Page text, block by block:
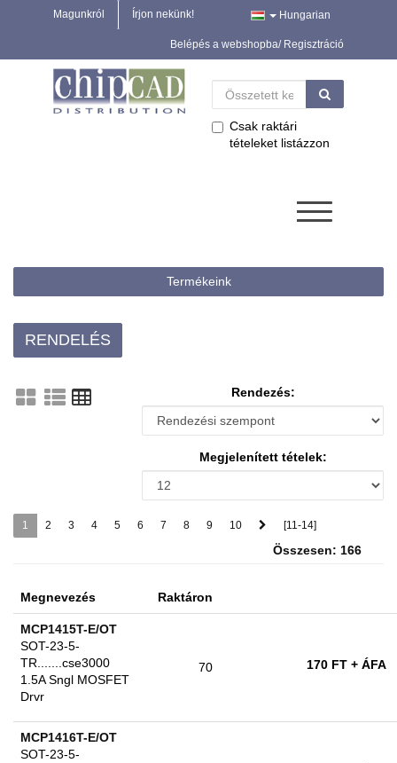
Magunkról Írjon nekünk! Hungarian
Belépés a webshopba/ Regisztráció
Csak raktári
tételeket listázzon
Termékeink
RENDELÉS
Rendezés:
Megjelenített tételek:
1 2 3 4 5 6 7 8 9 10 [11-14]
Összesen: 166
Megnevezés Raktáron
MCP1415T-E/OT
SOT-23-5-
TR.......cse3000
1.5A Sngl MOSFET
Drvr
70 170 FT + ÁFA
MCP1416T-E/OT
SOT-23-5-